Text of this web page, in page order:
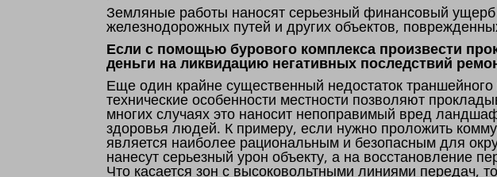
Земляные работы наносят серьезный финансовый
железнодорожных путей и других объектов,
Если с помощью бурового комплекса произвести
деньги на ликвидацию негативных последствий
Еще один крайне существенный недостаток
технические особенности местности позволяют
многих случаях это наносит непоправимый вред
здоровья людей. К примеру, если нужно проложить
является наиболее рациональным и безопасным для
нанесут серьезный урон объекту, а на восстановление
Что касается зон с высоковольтными линиями передач,